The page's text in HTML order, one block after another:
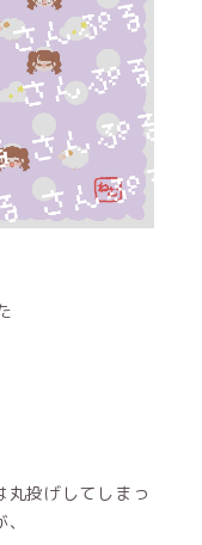
丸投げしてしまっ